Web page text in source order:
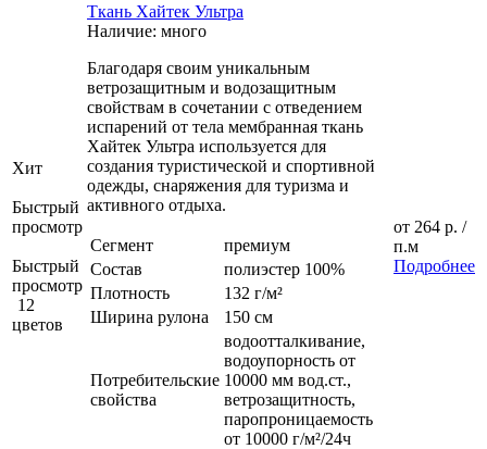
Хит
Быстрый
просмотр
Быстрый
просмотр
12
цветов
Ткань Хайтек Ультра
Наличие: много
Благодаря своим уникальным
ветрозащитным и водозащитным
свойствам в сочетании с отведением
испарений от тела мембранная ткань
Хайтек Ультра используется для
создания туристической и спортивной
одежды, снаряжения для туризма и
активного отдыха.
Сегмент
премиум
Состав
полиэстер 100%
Плотность
132 г/м²
Ширина рулона
150 см
Потребительские
свойства
водоотталкивание,
водоупорность от
10000 мм вод.ст.,
ветрозащитность,
паропроницаемость
от 10000 г/м²/24ч
от 264 р. /
п.м
Подробнее